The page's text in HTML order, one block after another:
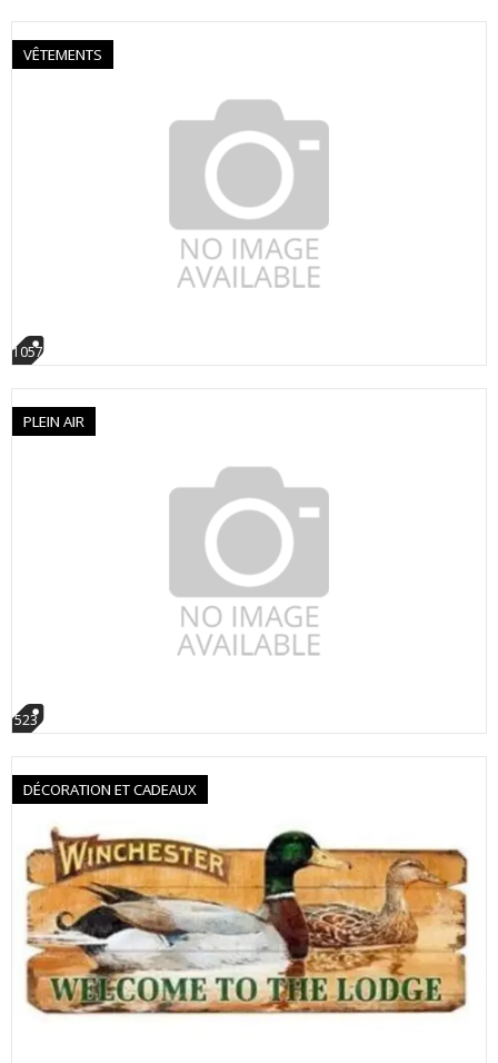
VÊTEMENTS
1057
PLEIN AIR
523
DÉCORATION ET CADEAUX